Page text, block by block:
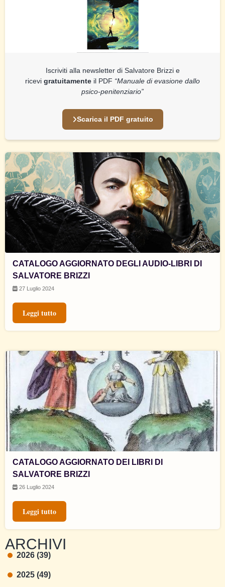
Iscriviti alla newsletter di Salvatore Brizzi e
ricevi gratuitamente il PDF “Manuale di evasione dallo
psico-penitenziario”
Scarica il PDF gratuito
CATALOGO AGGIORNATO DEGLI AUDIO-LIBRI DI
SALVATORE BRIZZI
27 Luglio 2024
Leggi tutto
CATALOGO AGGIORNATO DEI LIBRI DI
SALVATORE BRIZZI
26 Luglio 2024
Leggi tutto
ARCHIVI
2026 (39)
2025 (49)